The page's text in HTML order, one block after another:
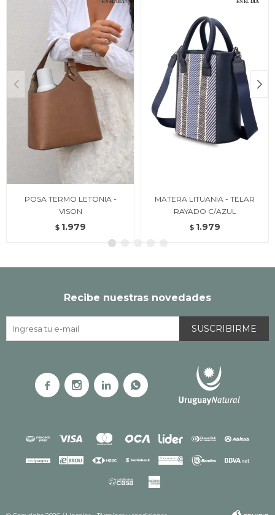
POSA TERMO LETONIA -
VISON
$ 1.979
MATERA LITUANIA - TELAR
RAYADO C/AZUL
$ 1.979
Recibe nuestras novedades
SUSCRIBIRME
   